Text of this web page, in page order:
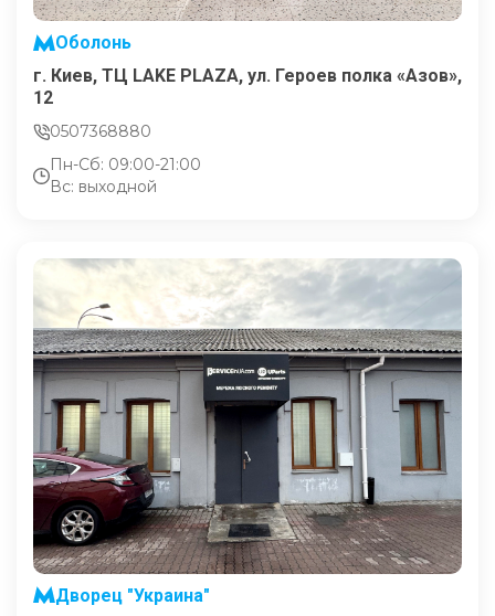
Оболонь
г. Киев, ТЦ LAKE PLAZA, ул. Героев полка «Азов»,
12
0507368880
Пн-Сб: 09:00-21:00
Вс: выходной
Дворец "Украина"